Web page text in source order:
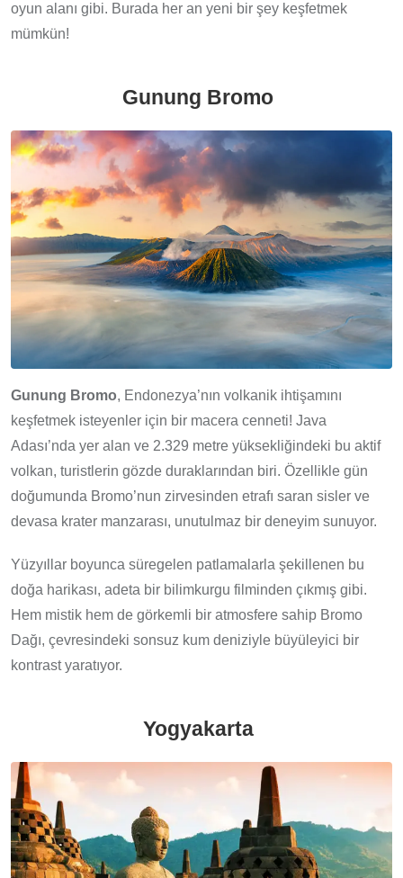
oyun alanı gibi. Burada her an yeni bir şey keşfetmek
mümkün!
Gunung Bromo
Gunung Bromo, Endonezya’nın volkanik ihtişamını
keşfetmek isteyenler için bir macera cenneti! Java
Adası’nda yer alan ve 2.329 metre yüksekliğindeki bu aktif
volkan, turistlerin gözde duraklarından biri. Özellikle gün
doğumunda Bromo’nun zirvesinden etrafı saran sisler ve
devasa krater manzarası, unutulmaz bir deneyim sunuyor.
Yüzyıllar boyunca süregelen patlamalarla şekillenen bu
doğa harikası, adeta bir bilimkurgu filminden çıkmış gibi.
Hem mistik hem de görkemli bir atmosfere sahip Bromo
Dağı, çevresindeki sonsuz kum deniziyle büyüleyici bir
kontrast yaratıyor.
Yogyakarta